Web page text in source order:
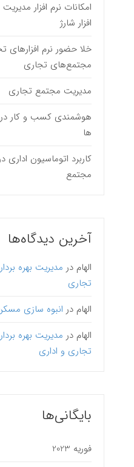
امکانات نرم افزار
افزار شارژ
خلا حضور نرم
مجتمع‌های تجاری
مدیریت مجتمع تجاری
هوشمندی کسب و کار
ها
کاربرد اتوماسیون اداری
مجتمع
آخرین دیدگاه‌ها
الهام در مدیریت بهره
تجاری
الهام در انبوه سازی
الهام در مدیریت بهره
تجاری و اداری
بایگانی‌ها
فوریه 2023